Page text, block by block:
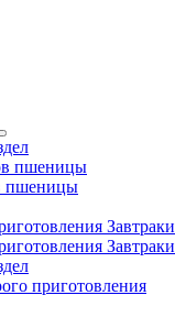
пшеницы
пшеницы
Завтраки
Завтраки
приготовления